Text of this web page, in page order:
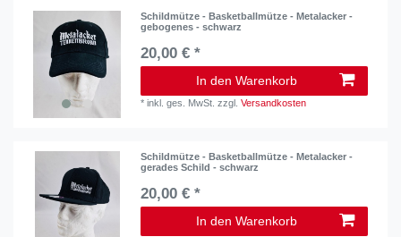
Schildmütze - Basketballmütze - Metalacker -
gebogenes - schwarz
20,00 € *
In den Warenkorb
*inkl. ges. MwSt. zzgl.Versandkosten
Schildmütze - Basketballmütze - Metalacker -
gerades Schild - schwarz
20,00 € *
In den Warenkorb